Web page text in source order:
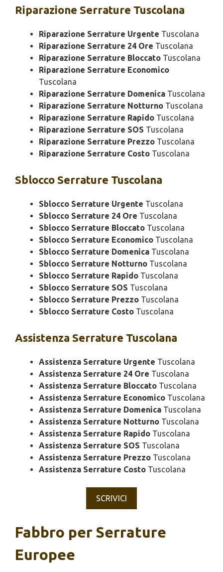
Riparazione Serrature Tuscolana
Riparazione Serrature Urgente Tuscolana
Riparazione Serrature 24 Ore Tuscolana
Riparazione Serrature Bloccato Tuscolana
Riparazione Serrature Economico
Tuscolana
Riparazione Serrature Domenica Tuscolana
Riparazione Serrature Notturno Tuscolana
Riparazione Serrature Rapido Tuscolana
Riparazione Serrature SOS Tuscolana
Riparazione Serrature Prezzo Tuscolana
Riparazione Serrature Costo Tuscolana
Sblocco Serrature Tuscolana
Sblocco Serrature Urgente Tuscolana
Sblocco Serrature 24 Ore Tuscolana
Sblocco Serrature Bloccato Tuscolana
Sblocco Serrature Economico Tuscolana
Sblocco Serrature Domenica Tuscolana
Sblocco Serrature Notturno Tuscolana
Sblocco Serrature Rapido Tuscolana
Sblocco Serrature SOS Tuscolana
Sblocco Serrature Prezzo Tuscolana
Sblocco Serrature Costo Tuscolana
Assistenza Serrature Tuscolana
Assistenza Serrature Urgente Tuscolana
Assistenza Serrature 24 Ore Tuscolana
Assistenza Serrature Bloccato Tuscolana
Assistenza Serrature Economico Tuscolana
Assistenza Serrature Domenica Tuscolana
Assistenza Serrature Notturno Tuscolana
Assistenza Serrature Rapido Tuscolana
Assistenza Serrature SOS Tuscolana
Assistenza Serrature Prezzo Tuscolana
Assistenza Serrature Costo Tuscolana
SCRIVICI
Fabbro per Serrature
Europee